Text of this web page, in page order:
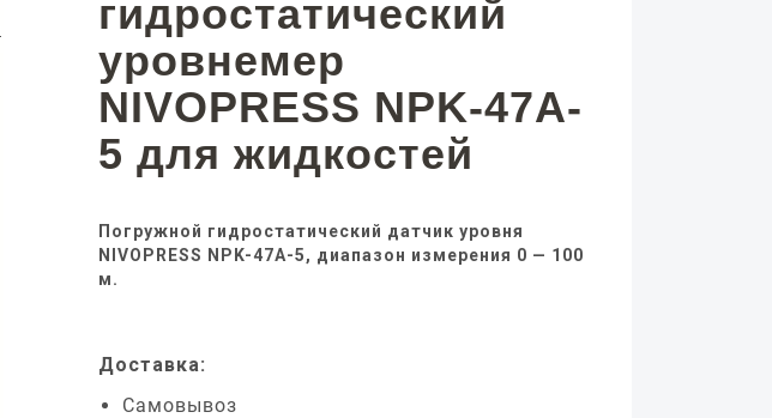
гидростатический
уровнемер
NIVOPRESS NPK-47A-
5 для жидкостей
Погружной гидростатический датчик уровня
NIVOPRESS NPK-47A-5, диапазон измерения 0 — 100
м.
Доставка:
Самовывоз